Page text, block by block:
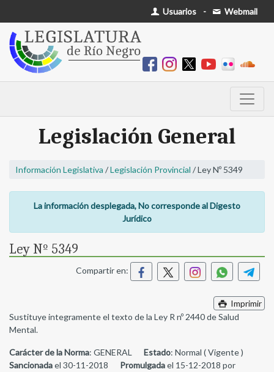
Usuarios - Webmail
Legislación General
Información Legislativa /Legislación Provincial / Ley Nº 5349
La información desplegada, No corresponde al Digesto
Jurídico
Ley Nº 5349
Compartir en:
Imprimir
Sustituye integramente el texto de la Ley R nº 2440 de Salud
Mental.
Carácter de la Norma: GENERAL Estado: Normal ( Vigente )
Sancionadael 30-11-2018 Promulgadael 15-12-2018 por